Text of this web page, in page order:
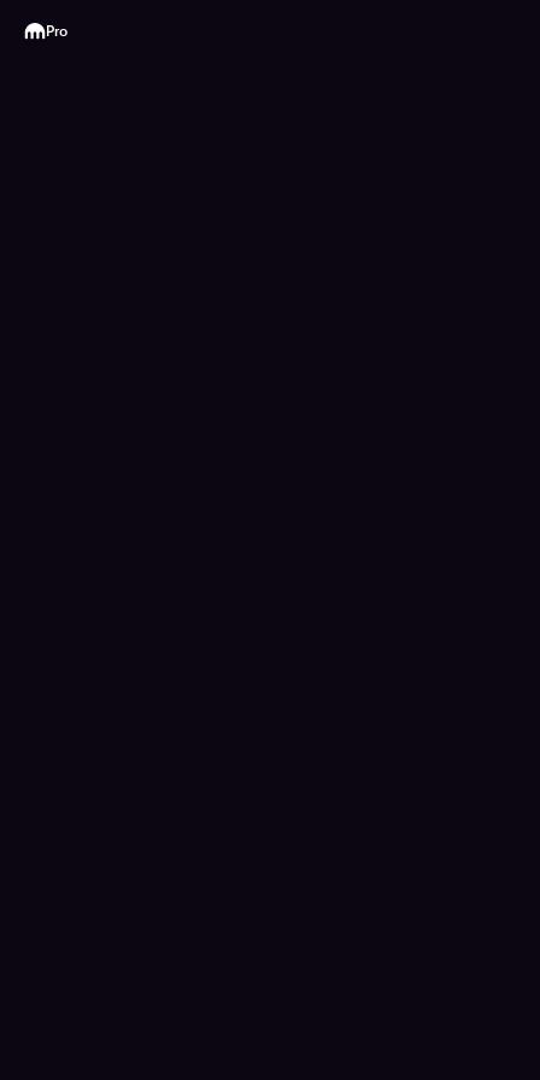
Kraken
Pro